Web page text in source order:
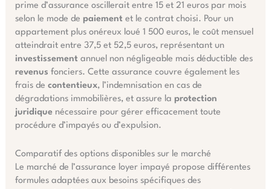
prime d’assurance oscillerait entre 15 et 21 euros par mois
selon le mode de paiement et le contrat choisi. Pour un
appartement plus onéreux loué 1 500 euros, le coût mensuel
atteindrait entre 37,5 et 52,5 euros, représentant un
investissement annuel non négligeable mais déductible des
revenus fonciers. Cette assurance couvre également les
frais de contentieux, l’indemnisation en cas de
dégradations immobilières, et assure la protection
juridique nécessaire pour gérer efficacement toute
procédure d’impayés ou d’expulsion.
Comparatif des options disponibles sur le marché
Le marché de l’assurance loyer impayé propose différentes
formules adaptées aux besoins spécifiques des